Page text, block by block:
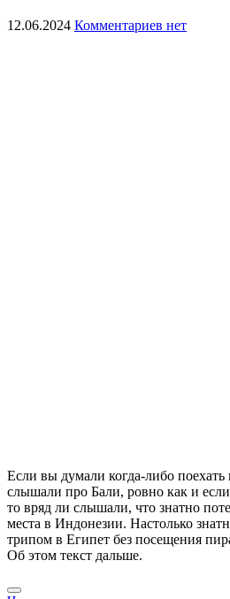
12.06.2024 Комментариев нет
Если вы думали когда-либо
слышали про Бали, ровно как и
то вряд ли слышали, что знатно
места в Индонезии. Настолько
трипом в Египет без посещения
Об этом текст дальше.